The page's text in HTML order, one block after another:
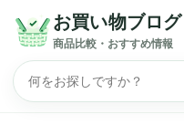
お買い物ブログ
商品比較・おすすめ情報